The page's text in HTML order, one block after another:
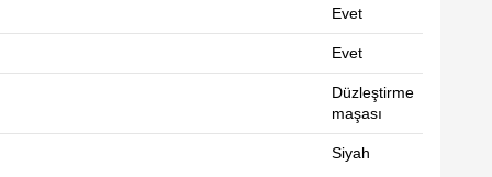
Evet
Evet
Düzleştirme
maşası
Siyah